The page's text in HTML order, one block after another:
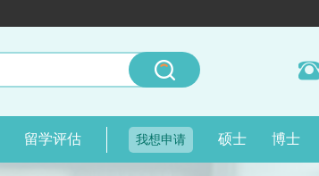
留学评估 我想申请 硕士 博士